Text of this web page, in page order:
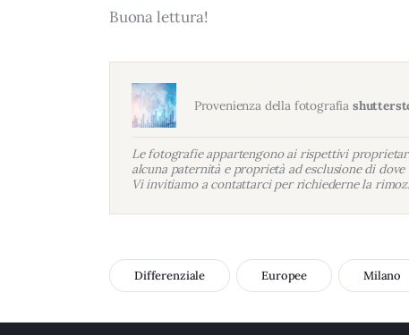
Buona lettura!
Provenienza della fotografia
Le fotografie appartengono ai rispettivi
alcuna paternità e proprietà ad esclusione di dove
Vi invitiamo a contattarci per richiederne la
Differenziale Europee Milano